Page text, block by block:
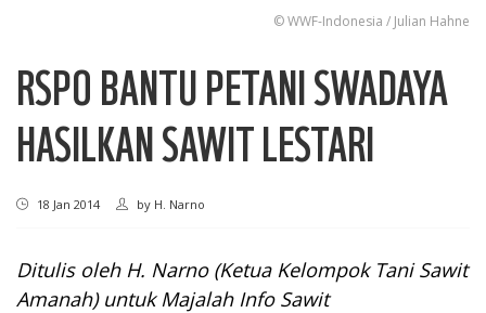
© WWF-Indonesia / Julian Hahne
RSPO BANTU PETANI SWADAYA
HASILKAN SAWIT LESTARI
18 Jan 2014 by H. Narno
Ditulis oleh H. Narno (Ketua Kelompok Tani Sawit
Amanah) untuk Majalah Info Sawit